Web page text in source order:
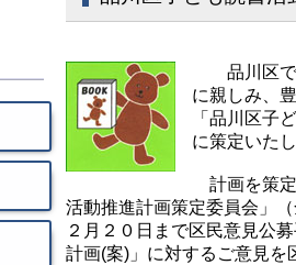
品川区で
に親しみ、
「品川区子
に策定いた
計画を策定
活動推進計画策定委員会」
２月２０日まで区民意見公
計画(案)」に対するご意見を